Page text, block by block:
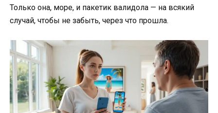
Только она, море, и пакетик валидола — на всякий
случай, чтобы не забыть, через что прошла.